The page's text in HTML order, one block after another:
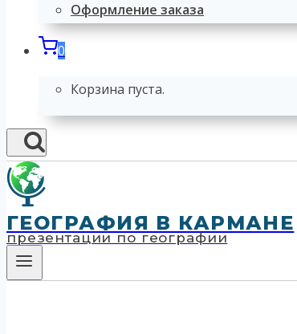
Оформление заказа
0
Корзина пуста.
ГЕОГРАФИЯ В КАРМАНЕ
презентации по географии